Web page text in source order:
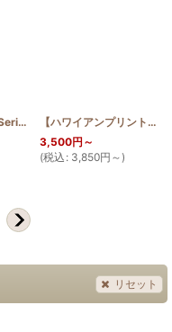
15th_ALL]
【Miyako Island Series】モンステラとプルメリア 30cm
【ハワイアンプリントお任せ】お散歩 サコッシュ モンステラ：コイチャ
3,500円 ～
(税込 : 3,850円 ～)
リセット